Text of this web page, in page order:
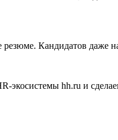
Кандидатов
hh.ru и